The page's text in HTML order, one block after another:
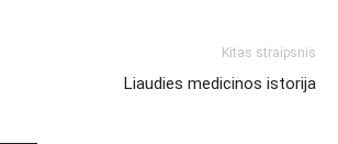
Kitas straipsnis
Liaudies medicinos istorija